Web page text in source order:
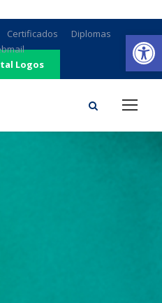
Certificados
Diplomas
Logos